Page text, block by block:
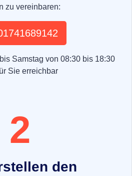
zu vereinbaren:
Samstag von 08:30 bis 18:30
Sie erreichbar
2
den